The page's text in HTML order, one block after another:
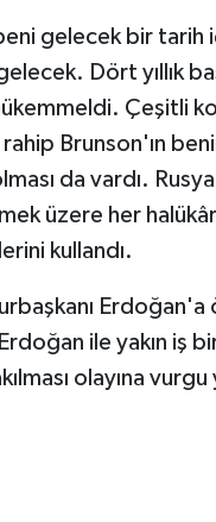
gelecek bir
Dört yıllık
Çeşitli
Brunson'ın
da vardı.
üzere her
kullandı.
ile yakın iş
olayına vurgu